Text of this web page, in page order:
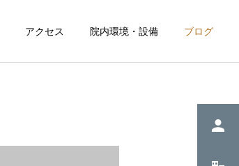
アクセス 院内環境・設備 ブログ